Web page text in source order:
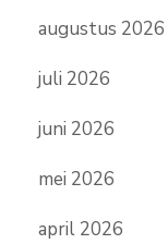
augustus 2026
juli 2026
juni 2026
mei 2026
april 2026